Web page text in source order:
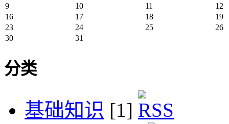
9
10 11
12
16
17 18
19
23
24 25
26
30
31
分类
基础知识 [1]